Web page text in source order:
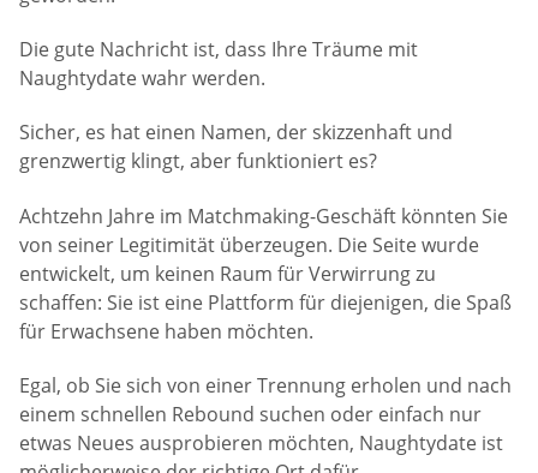
Die gute Nachricht ist, dass Ihre Träume mit
Naughtydate wahr werden.
Sicher, es hat einen Namen, der skizzenhaft und
grenzwertig klingt, aber funktioniert es?
Achtzehn Jahre im Matchmaking-Geschäft könnten Sie
von seiner Legitimität überzeugen. Die Seite wurde
entwickelt, um keinen Raum für Verwirrung zu
schaffen: Sie ist eine Plattform für diejenigen, die Spaß
für Erwachsene haben möchten.
Egal, ob Sie sich von einer Trennung erholen und nach
einem schnellen Rebound suchen oder einfach nur
etwas Neues ausprobieren möchten, Naughtydate ist